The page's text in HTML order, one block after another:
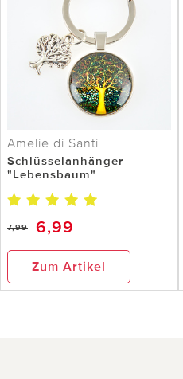
Amelie di Santi
Schlüsselanhänger
"Lebensbaum"
7,99 6,99
Zum Artikel